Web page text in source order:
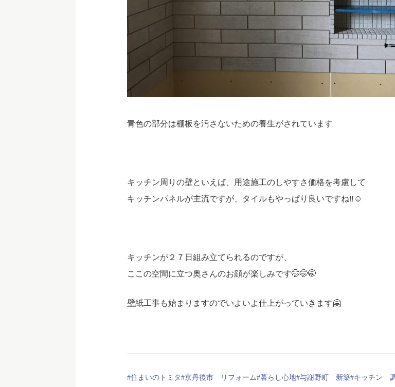
青色の部分は棚板を汚さないための養生がされています
キッチン周りの壁といえば、用途施工のしやすさ価格を考慮して
キッチンパネルが主流ですが、タイルもやっぱり良いですね‼☺
キッチンが２７日組み立てられるのですが、
ここの空間に立つ奥さんのお顔が楽しみです🤭🤭🤭
壁紙工事も始まりますのでいよいよ仕上がっていきます🤗
#住まいのトミタ#京丹後市 リフォーム#暮らし心地#与謝野町 新築#キッチン